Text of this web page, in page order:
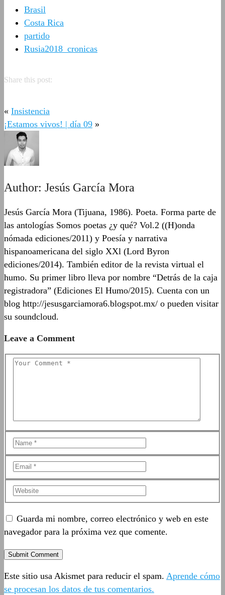
Brasil
Costa Rica
partido
Rusia2018_cronicas
Share this post:
« Insistencia
¡Estamos vivos! | día 09 »
Author: Jesús García Mora
Jesús García Mora (Tijuana, 1986). Poeta. Forma parte de
las antologías Somos poetas ¿y qué? Vol.2 ((H)onda
nómada ediciones/2011) y Poesía y narrativa
hispanoamericana del siglo XXl (Lord Byron
ediciones/2014). También editor de la revista virtual el
humo. Su primer libro lleva por nombre “Detrás de la caja
registradora” (Ediciones El Humo/2015). Cuenta con un
blog http://jesusgarciamora6.blogspot.mx/ o pueden visitar
su soundcloud.
Leave a Comment
Guarda mi nombre, correo electrónico y web en este
navegador para la próxima vez que comente.
Este sitio usa Akismet para reducir el spam. Aprende cómo
se procesan los datos de tus comentarios.